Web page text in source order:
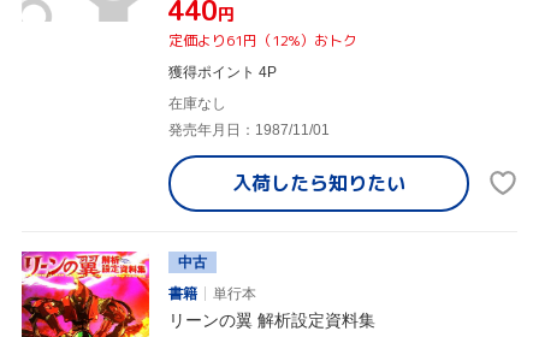
¥440円
定価より61円（12%）おトク
獲得ポイント 4P
在庫なし
発売年月日：1987/11/01
入荷したら知りたい
中古
書籍
単行本
リーンの翼 解析設定資料集